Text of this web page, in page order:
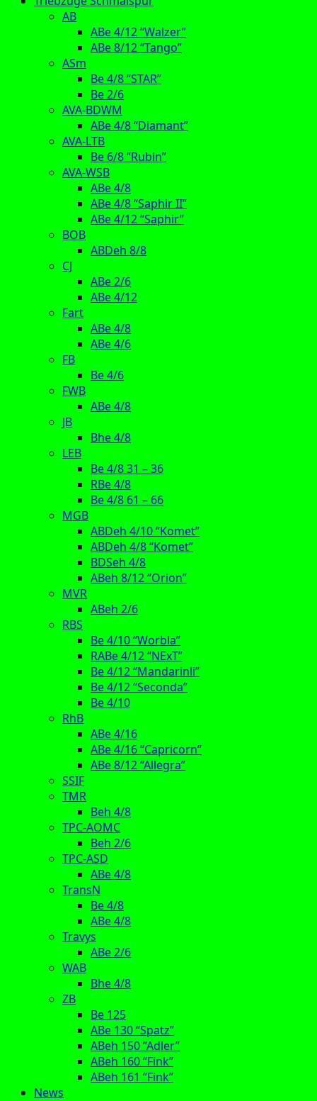
AB
ABe 4/12 “Walzer”
ABe 8/12 “Tango”
ASm
Be 4/8 “STAR”
Be 2/6
AVA-BDWM
ABe 4/8 “Diamant”
AVA-LTB
Be 6/8 “Rubin”
AVA-WSB
ABe 4/8
ABe 4/8 “Saphir II”
ABe 4/12 “Saphir”
BOB
ABDeh 8/8
CJ
ABe 2/6
ABe 4/12
Fart
ABe 4/8
ABe 4/6
FB
Be 4/6
FWB
ABe 4/8
JB
Bhe 4/8
LEB
Be 4/8 31 – 36
RBe 4/8
Be 4/8 61 – 66
MGB
ABDeh 4/10 “Komet”
ABDeh 4/8 “Komet”
BDSeh 4/8
ABeh 8/12 “Orion”
MVR
ABeh 2/6
RBS
Be 4/10 “Worbla”
RABe 4/12 “NExT”
Be 4/12 “Mandarinli”
Be 4/12 “Seconda”
Be 4/10
RhB
ABe 4/16
ABe 4/16 “Capricorn”
ABe 8/12 “Allegra”
SSIF
TMR
Beh 4/8
TPC-AOMC
Beh 2/6
TPC-ASD
ABe 4/8
TransN
Be 4/8
ABe 4/8
Travys
ABe 2/6
WAB
Bhe 4/8
ZB
Be 125
ABe 130 “Spatz”
ABeh 150 “Adler”
ABeh 160 “Fink”
ABeh 161 “Fink”
News